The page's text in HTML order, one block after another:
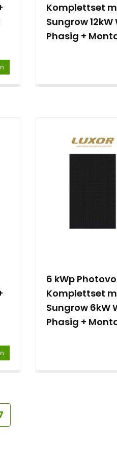
Komplettset
Sungrow
Phasig +
6 kWp
Komplettset
Sungrow 6kW
Phasig +